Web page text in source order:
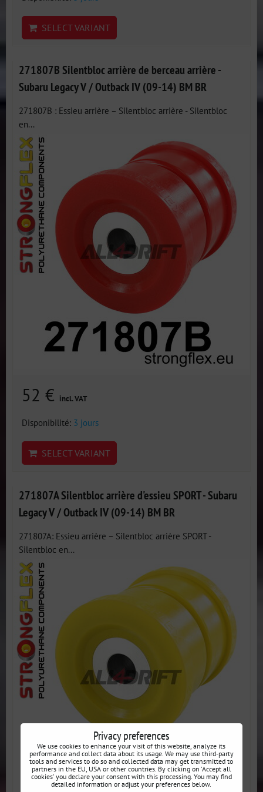
SELECT VARIANT
271807B Silentbloc arrière de berceau arrière -
Subaru Legacy V / Outback IV (09-14) BM BR
271807B : Essieu arrière – Silentbloc arrière - Silentbloc
en...
52 € incl. VAT
Disponibilité: 3 jours
SELECT VARIANT
271807A Silentbloc arrière d'essieu SPORT - Subaru
Legacy V / Outback IV (09-14) BM BR
271807A: Essieu arrière – Silentbloc arrière SPORT -
Silentbloc en...
Privacy preferences
We use cookies to enhance your visit of this website, analyze its
performance and collect data about its usage. We may use third-party
tools and services to do so and collected data may get transmitted to
partners in the EU, USA or other countries. By clicking on 'Accept all
cookies' you declare your consent with this processing. You may find
detailed information or adjust your preferences below.